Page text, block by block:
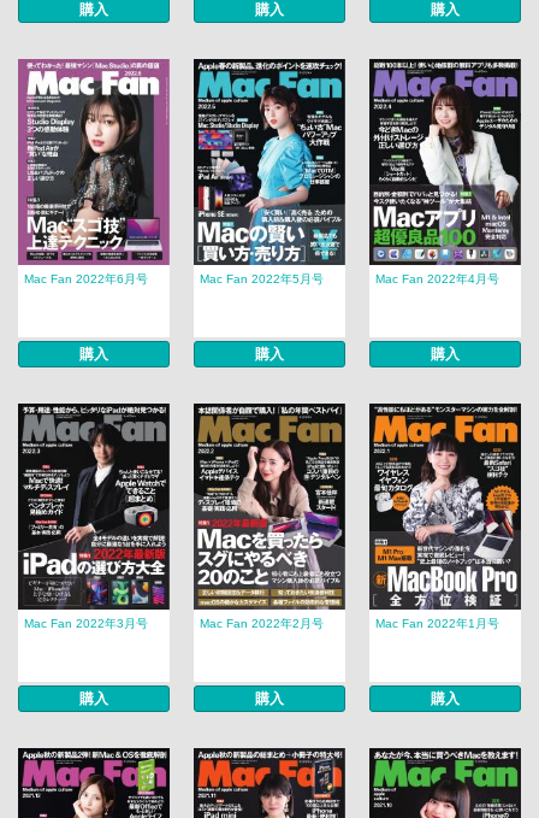
購入 購入 購入
Mac Fan 2022年6月号
購入
Mac Fan 2022年5月号
購入
Mac Fan 2022年4月号
購入
Mac Fan 2022年3月号
購入
Mac Fan 2022年2月号
購入
Mac Fan 2022年1月号
購入